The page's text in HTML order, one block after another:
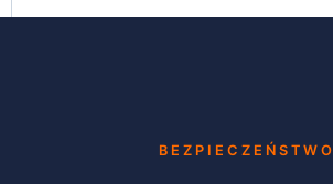
BEZPIECZEŃSTWO